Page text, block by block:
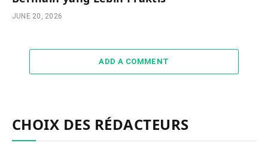
JUNE 20, 2026
ADD A COMMENT
CHOIX DES RÉDACTEURS